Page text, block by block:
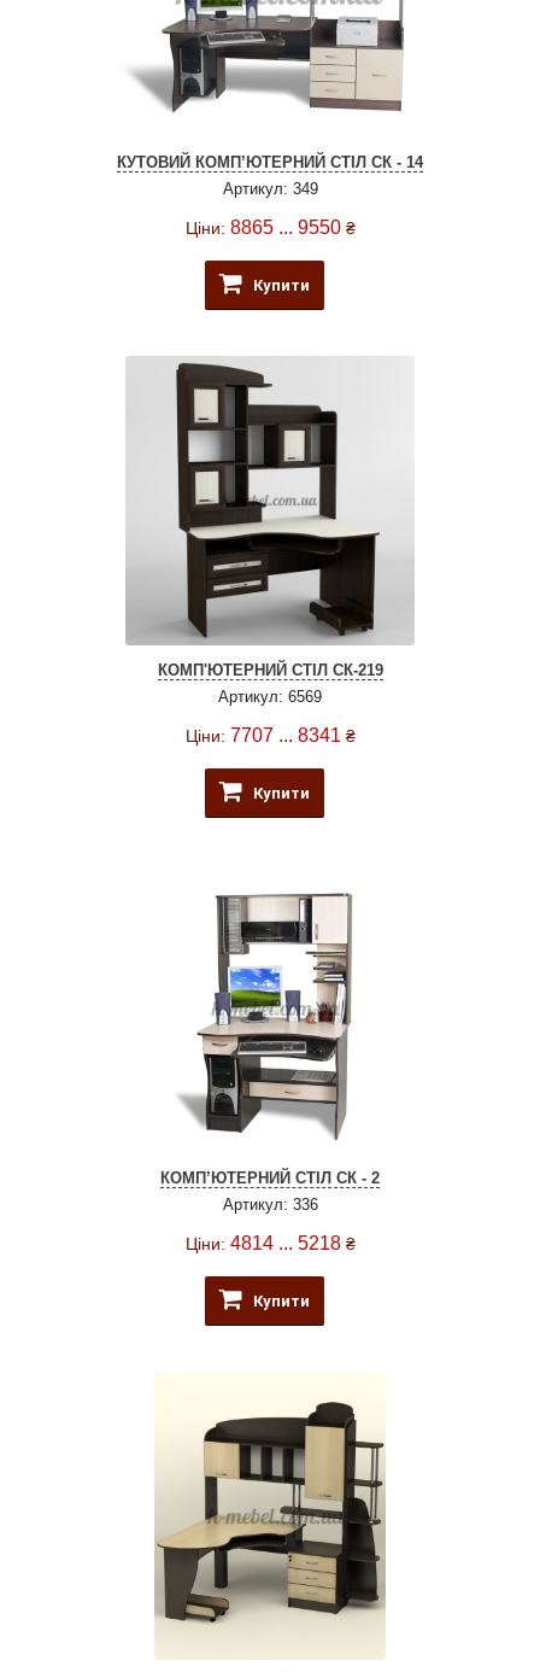
КУТОВИЙ КОМП’ЮТЕРНИЙ СТІЛ СК - 14
Артикул: 349
Ціни: 8865 ... 9550 ₴
Купити
КОМП'ЮТЕРНИЙ СТІЛ СК-219
Артикул: 6569
Ціни: 7707 ... 8341 ₴
Купити
КОМП’ЮТЕРНИЙ СТІЛ СК - 2
Артикул: 336
Ціни: 4814 ... 5218 ₴
Купити